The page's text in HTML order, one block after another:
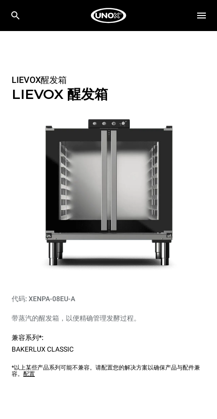
LIEVOX醒发箱
LIEVOX 醒发箱
代码: XENPA-08EU-A
带蒸汽的醒发箱，以便精确管理发酵过程。
兼容系列*:
BAKERLUX CLASSIC
*以上某些产品系列可能不兼容。请配置您的解决方案以确保产品与配件兼
容。 配置